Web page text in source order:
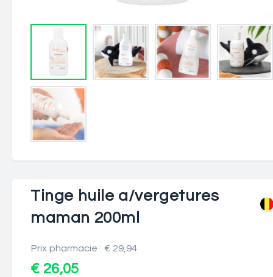
Tinge huile a/vergetures
maman 200ml
Prix pharmacie : € 29,94
€ 26,05